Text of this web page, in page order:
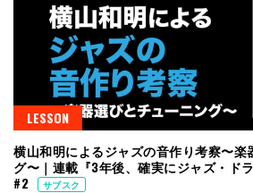
LESSON
横山和明によるジャズの音作り考察〜楽
グ〜｜連載『3年後、確実にジャズ・ド
#2
サブスク